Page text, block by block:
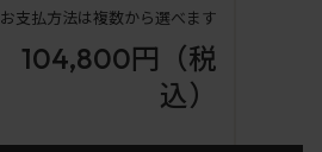
お支払方法は複数から選べます
104,800円 （税
込）